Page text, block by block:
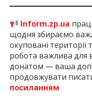
Inform.zp.ua
щодня збираємо
окуповані
робота важлива для
донатом — ваша
продовжувати
посиланням